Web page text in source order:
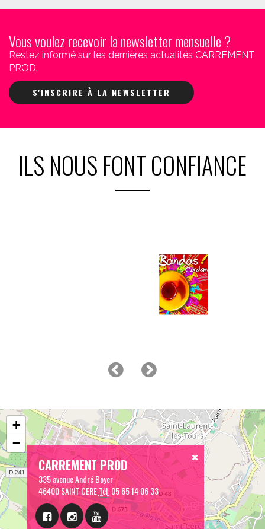
Vous voulez recevoir la newsletter mensuelle ?
Restez informé sur les dernières actualités CARREMENT
PROD.
S'INSCRIRE À LA NEWSLETTER
ILS NOUS FONT CONFIANCE
CARREMENT PROD
335 avenue André Boyer
46400 SAINT CERETél:05 65 14 06 33
+
−